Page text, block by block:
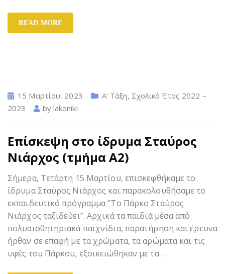
READ MORE
15 Μαρτίου, 2023 Α' Τάξη, Σχολικό Έτος 2022 –
2023
by lakoniki
Επίσκεψη στο ίδρυμα Σταύρος
Νιάρχος (τμήμα Α2)
Σήμερα, Τετάρτη 15 Μαρτίου, επισκεφθήκαμε το
ίδρυμα Σταύρος Νιάρχος και παρακολουθήσαμε το
εκπαιδευτικό πρόγραμμα ”Το Πάρκο Σταύρος
Νιάρχος ταξιδεύει”. Αρχικά τα παιδιά μέσα από
πολυαισθητηριακά παιχνίδια, παρατήρηση και έρευνα
ήρθαν σε επαφή με τα χρώματα, τα αρώματα και τις
υφές του Πάρκου, εξοικειώθηκαν με τα…